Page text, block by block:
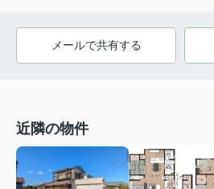
メールで共有する
近隣の物件